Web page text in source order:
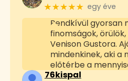
★★★★★ egy éve
Rendkívül gyorsan
finomságok,
Venison Gustora.
mindenkinek, aki a
előtérbe a
76kispal